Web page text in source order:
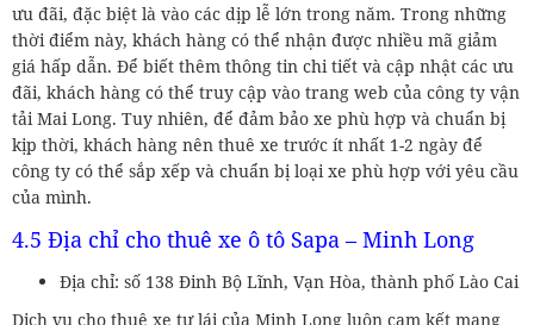
ưu đãi, đặc biệt là vào các dịp lễ lớn trong năm. Trong những
thời điểm này, khách hàng có thể nhận được nhiều mã giảm
giá hấp dẫn. Để biết thêm thông tin chi tiết và cập nhật các ưu
đãi, khách hàng có thể truy cập vào trang web của công ty vận
tải Mai Long. Tuy nhiên, để đảm bảo xe phù hợp và chuẩn bị
kịp thời, khách hàng nên thuê xe trước ít nhất 1-2 ngày để
công ty có thể sắp xếp và chuẩn bị loại xe phù hợp với yêu cầu
của mình.
4.5 Địa chỉ cho thuê xe ô tô Sapa – Minh Long
Địa chỉ: số 138 Đinh Bộ Lĩnh, Vạn Hòa, thành phố Lào Cai
Dịch vụ cho thuê xe tự lái của Minh Long luôn cam kết mang